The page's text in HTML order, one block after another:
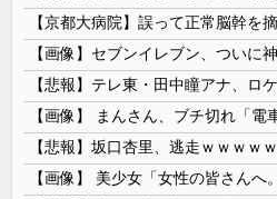
【画像】セブンイレブン、ついに
【悲報】坂口杏里、逃走ｗｗｗｗ